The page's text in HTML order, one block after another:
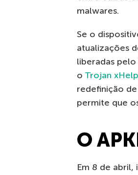
malwares.
Se o
atualizações
liberadas
o Trojan
redefinição
permite que
O
Em 8 de abril,